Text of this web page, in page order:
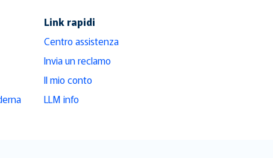
Link rapidi
Centro assistenza
Invia un reclamo
Il mio conto
LLM info